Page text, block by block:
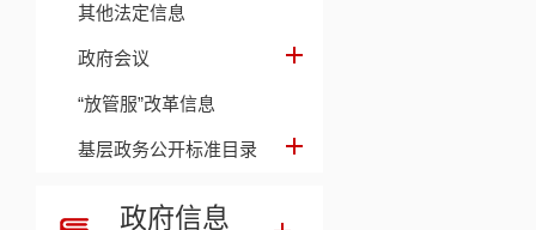
其他法定信息
政府会议
“放管服”改革信息
基层政务公开标准目录
政府信息